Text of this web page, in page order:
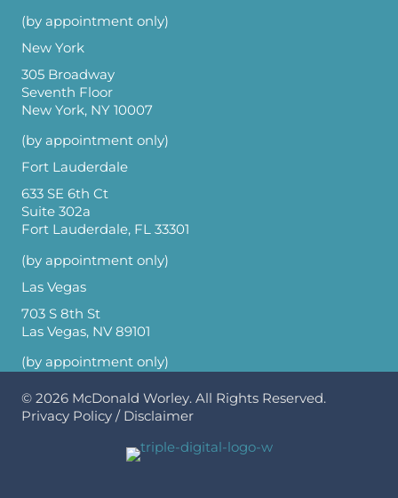
(by appointment only)
New York
305 Broadway
Seventh Floor
New York, NY 10007
(by appointment only)
Fort Lauderdale
633 SE 6th Ct
Suite 302a
Fort Lauderdale, FL 33301
(by appointment only)
Las Vegas
703 S 8th St
Las Vegas, NV 89101
(by appointment only)
© 2026 McDonald Worley. All Rights Reserved.
Privacy Policy / Disclaimer